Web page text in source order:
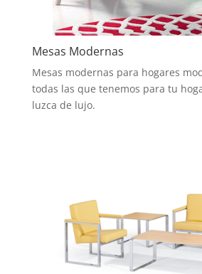
Mesas Modernas
Mesas modernas para hogares
todas las que tenemos para tu
luzca de lujo.